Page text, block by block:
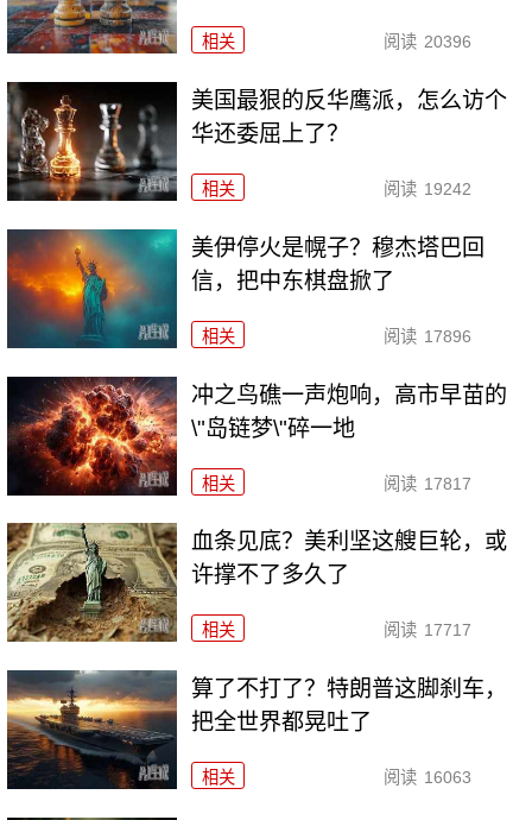
相关 阅读 20396
美国最狠的反华鹰派，怎么访个
华还委屈上了？
相关 阅读 19242
美伊停火是幌子？穆杰塔巴回
信，把中东棋盘掀了
相关 阅读 17896
冲之鸟礁一声炮响，高市早苗的
\"岛链梦\"碎一地
相关 阅读 17817
血条见底？美利坚这艘巨轮，或
许撑不了多久了
相关 阅读 17717
算了不打了？特朗普这脚刹车，
把全世界都晃吐了
相关 阅读 16063